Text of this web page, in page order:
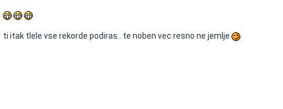
ti itak tlele vse rekorde podiras.. te noben vec resno ne jemlje